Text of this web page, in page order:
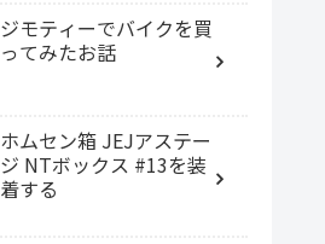
ジモティーでバイクを買
ってみたお話
ホムセン箱 JEJアステー
ジ NTボックス #13を装
着する